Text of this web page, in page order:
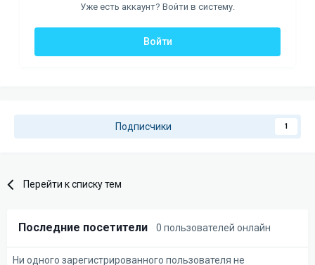
Уже есть аккаунт? Войти в систему.
Войти
Подписчики 1
Перейти к списку тем
Последние посетители 0 пользователей онлайн
Ни одного зарегистрированного пользователя не